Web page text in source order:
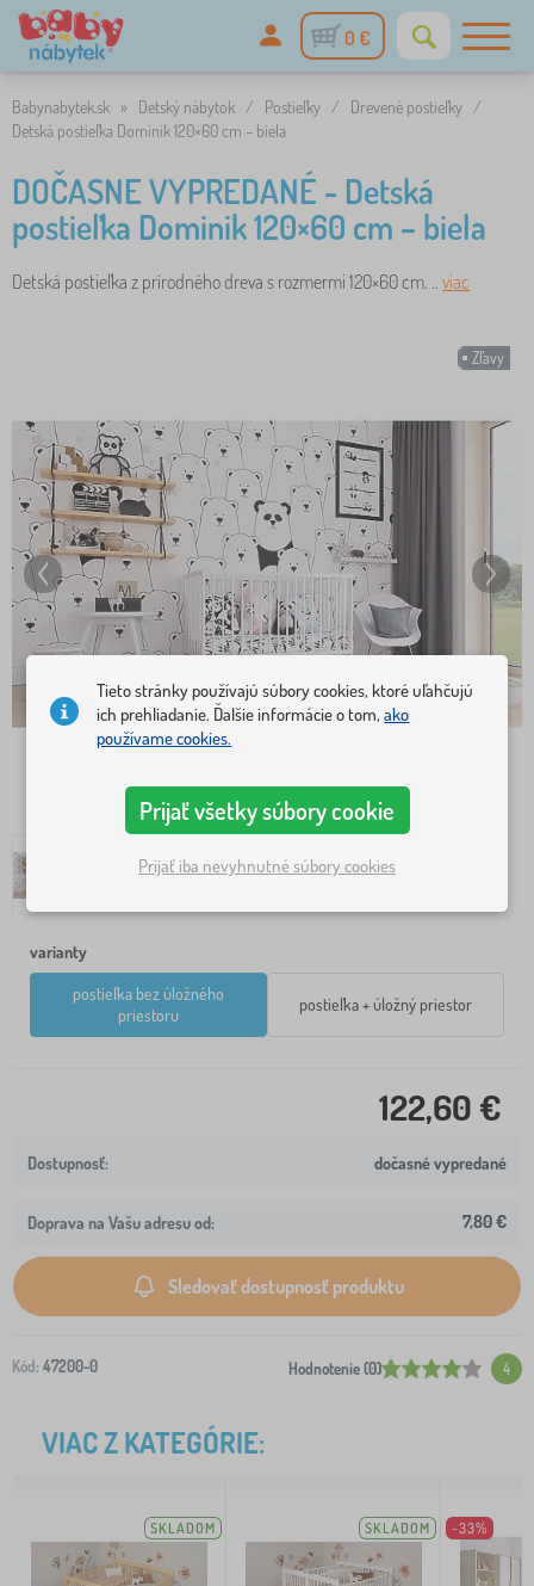
0 €
Babynabytek.sk » Detský nábytok / Postieľky / Drevené postieľky /
Detská postieľka Dominik 120×60 cm – biela
DOČASNE VYPREDANÉ - Detská
postieľka Dominik 120×60 cm – biela
Detská postieľka z prírodného dreva s rozmermi 120×60 cm. .. viac
Zľavy
varianty
postieľka bez úložného
priestoru
postieľka + úložný priestor
122,60 €
dočasné vypredané
Doprava na Vašu adresu od: 7,80 €
Sledovať dostupnosť produktu
Kód: 47200-0 Hodnotenie (0) 4
VIAC Z KATEGÓRIE:
SKLADOM SKLADOM -33%
Tieto stránky používajú súbory cookies, ktoré uľahčujú
ich prehliadanie. Ďalšie informácie o tom,ako
používame cookies.
Prijať všetky súbory cookie
Prijať iba nevyhnutné súbory cookies